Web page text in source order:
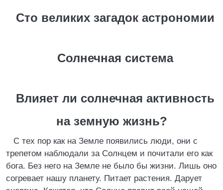
Сто великих загадок астрономии
Солнечная система
Влияет ли солнечная активность
на земную жизнь?
С тех пор как на Земле появились люди, они с
трепетом наблюдали за Солнцем и почитали его как
бога. Без него на Земле не было бы жизни. Лишь оно
согревает нашу планету. Питает растения. Дарует